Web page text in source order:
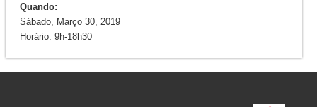
Quando:
Sábado, Março 30, 2019
Horário: 9h-18h30